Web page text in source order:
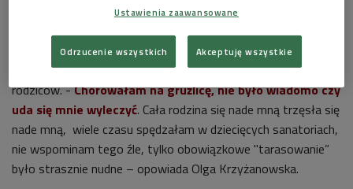
Urodzona 10 września 1929 w Warszawie Olga
Krzyżanowska jest córką Aleksandra Krzyżanowskiego -
dowódcy Armii Krajowej na Wileńszczyźnie. Dzieciństwo
miała beztroskie, otoczona miłością i szczególną troską
rodziców. -Chorowałam na gruźlicę, nie było wiadomo czy
uda się mnie wyleczyć. Cała rodzina się nade mną trzęsła się
nade mną, wiele czasu spędzałam w dziecięcych sanatoriach,
nie wspominam tego źle, tylko obowiązkowe "tarasowanie”
było strasznie nudne – opowiada Olga Krzyżanowska.
Ustawienia zaawansowane
Odrzucenie wszystkich Akceptuję wszystkie